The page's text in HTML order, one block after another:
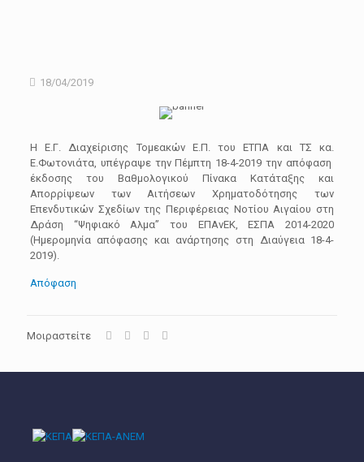
18/04/2019
H Ε.Γ. Διαχείρισης Τομεακών Ε.Π. του ΕΤΠΑ και ΤΣ κα.
Ε.Φωτονιάτα, υπέγραψε την Πέμπτη 18-4-2019 την απόφαση
έκδοσης του Βαθμολογικού Πίνακα Κατάταξης και
Απορρίψεων των Αιτήσεων Χρηματοδότησης των
Επενδυτικών Σχεδίων της Περιφέρειας Νοτίου Αιγαίου στη
Δράση “Ψηφιακό Αλμα” του ΕΠΑνΕΚ, ΕΣΠΑ 2014-2020
(Ημερομηνία απόφασης και ανάρτησης στη Διαύγεια 18-4-
2019).
Απόφαση
Μοιραστείτε